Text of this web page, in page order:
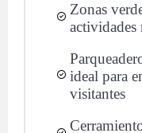
Zonas
actividades
ideal para
visitantes